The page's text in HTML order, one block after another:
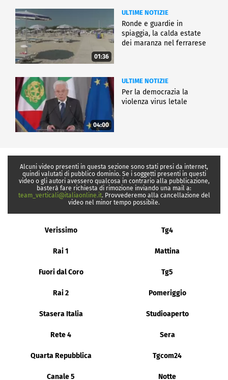
01:36
ULTIME NOTIZIE
Ronde e guardie in
spiaggia, la calda estate
dei maranza nel ferrarese
04:00
ULTIME NOTIZIE
Per la democrazia la
violenza virus letale
Alcuni video presenti in questa sezione sono stati presi da internet,
quindi valutati di pubblico dominio. Se i soggetti presenti in questi
video o gli autori avessero qualcosa in contrario alla pubblicazione,
basterà fare richiesta di rimozione inviando una mail a:
team_verticali@italiaonline.it. Provvederemo alla cancellazione del
video nel minor tempo possibile.
Verissimo Tg4
Rai 1 Mattina
Fuori dal Coro Tg5
Rai 2 Pomeriggio
Stasera Italia Studioaperto
Rete 4 Sera
Quarta Repubblica Tgcom24
Canale 5 Notte